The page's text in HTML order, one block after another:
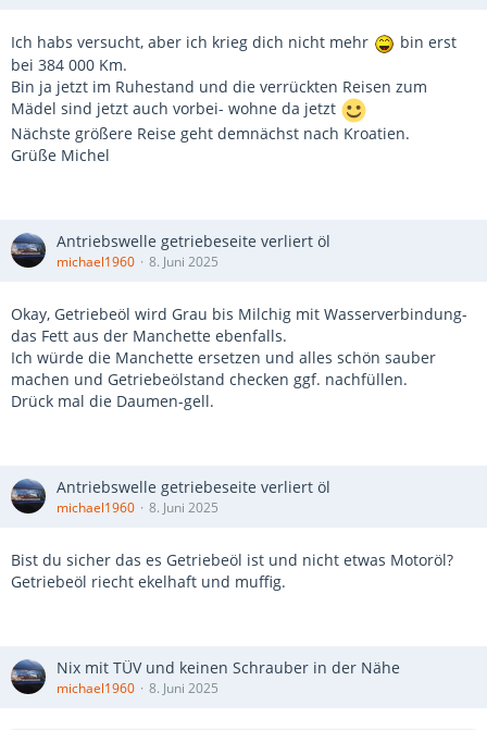
Ich habs versucht, aber ich krieg dich nicht mehr
bin erst
bei 384 000 Km.
Bin ja jetzt im Ruhestand und die verrückten Reisen zum
Mädel sind jetzt auch vorbei- wohne da jetzt
Nächste größere Reise geht demnächst nach Kroatien.
Grüße Michel
Antriebswelle getriebeseite verliert öl
michael1960 8. Juni 2025
Okay, Getriebeöl wird Grau bis Milchig mit Wasserverbindung-
das Fett aus der Manchette ebenfalls.
Ich würde die Manchette ersetzen und alles schön sauber
machen und Getriebeölstand checken ggf. nachfüllen.
Drück mal die Daumen-gell.
Antriebswelle getriebeseite verliert öl
michael1960 8. Juni 2025
Bist du sicher das es Getriebeöl ist und nicht etwas Motoröl?
Getriebeöl riecht ekelhaft und muffig.
Nix mit TÜV und keinen Schrauber in der Nähe
michael1960 8. Juni 2025